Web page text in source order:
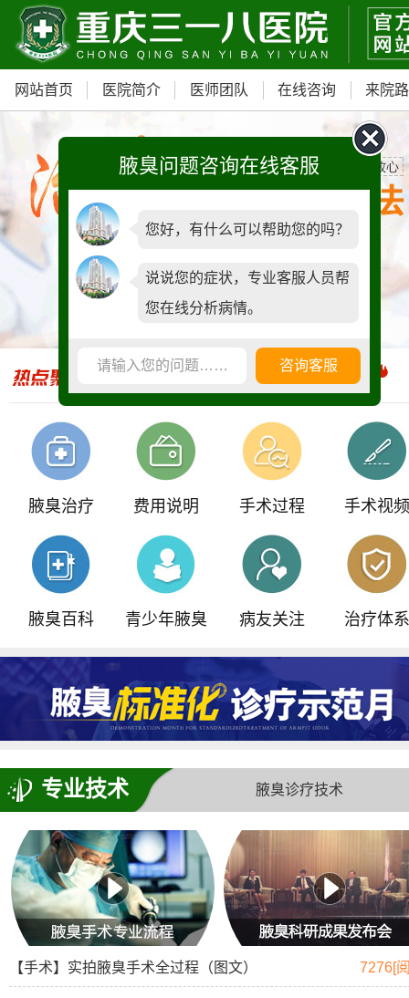
网站首页 医院简介 医师团队 在线咨询 来院
我院重磅引进ST内窥镜汗腺检查仪
全国腋臭手术失败修复基地正式落户我院
我院重磅引进ST内窥镜汗腺检查仪
全国腋臭手术失败修复基地正式落户我院
腋臭治疗 费用说明 手术过程 手术视频
腋臭百科 青少年腋臭 病友关注 治疗体系
专业技术 腋臭诊疗技术
【手术】实拍腋臭手术全过程（图文） 7276[
腋臭问题咨询在线客服
您好，有什么可以帮助您的吗？
说说您的症状，专业客服人员帮
您在线分析病情。
请输入您的问题…… 咨询客服